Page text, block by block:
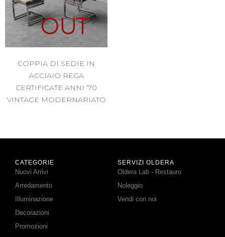
OUT
COPPIA DI SEDIE IN
ACCIAIO REGA
CERTIFICATE ANNI ’70
VINTAGE MODERNARIATO
CATEGORIE
Nuovi Arrivi
Arredamento
Illuminazione
Decorazioni
Promozioni
SERVIZI OLDERA
Oldera Lab - Restauro
Noleggio
Vendi con noi